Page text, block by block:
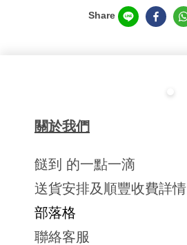
Share
關於我們
餸到 的一點一滴
送貨安排及順豐收費詳情
部落格
聯絡客服